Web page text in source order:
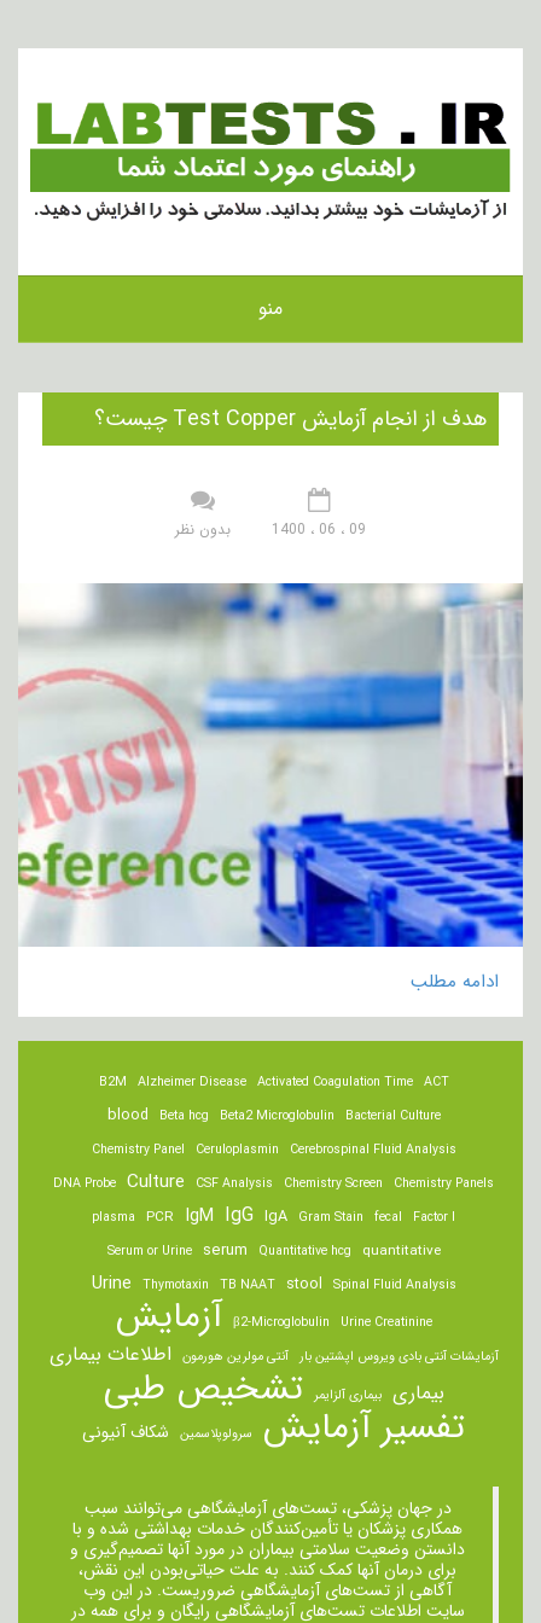
منو
هدف از انجام آزمایش Test Copper چیست؟
09 ، 06 ، 1400 بدون نظر
ادامه مطلب
ACT
Activated Coagulation Time
Alzheimer Disease
B2M
Bacterial Culture
Beta2 Microglobulin
Beta hcg
blood
Cerebrospinal Fluid Analysis
Ceruloplasmin
Chemistry Panel
Chemistry Panels
Chemistry Screen
CSF Analysis
Culture
DNA Probe
Factor I
fecal
Gram Stain
IgA
IgG
IgM
PCR
plasma
quantitative
Quantitative hcg
serum
Serum or Urine
Spinal Fluid Analysis
stool
TB NAAT
Thymotaxin
Urine
Urine Creatinine
β2-Microglobulin آزمایش
آزمایشات آنتی بادی ویروس اپشتین بار آنتی مولرین هورمون اطلاعات بیماری
بیماری بیماری آلزایمر تشخیص طبی
تفسیر آزمایش سرولوپلاسمین شکاف آنیونی
در جهان پزشکی، تست‌های آزمایشگاهی می‌توانند سبب
همکاری پزشکان یا تأمین‌کنندگان خدمات بهداشتی شده و با
دانستن وضعیت سلامتی بیماران در مورد آنها تصمیم‌گیری و
برای درمان ‌آنها کمک کنند. به علت حیاتی‌بودن این نقش،
آگاهی از تست‌های آزمایشگاهی ضروریست. در این وب
سایت اطلاعات تست‌های آزمایشگاهی رایگان و برای همه در